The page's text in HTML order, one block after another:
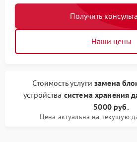
Получить
Наши цены
Стоимость услуги замена
устройства система хранения
5000 руб.
Цена актуальна на текущую